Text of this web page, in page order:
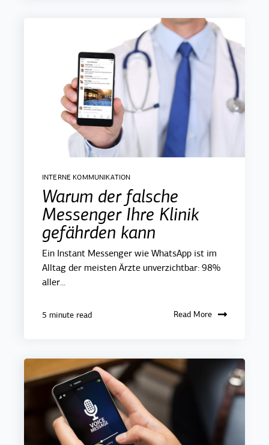
INTERNE KOMMUNIKATION
Warum der falsche
Messenger Ihre Klinik
gefährden kann
Ein Instant Messenger wie WhatsApp ist im
Alltag der meisten Ärzte unverzichtbar: 98%
aller...
5 minute read Read More